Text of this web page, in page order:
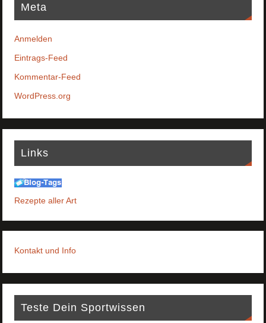
Meta
Anmelden
Eintrags-Feed
Kommentar-Feed
WordPress.org
Links
Rezepte aller Art
Kontakt und Info
Teste Dein Sportwissen